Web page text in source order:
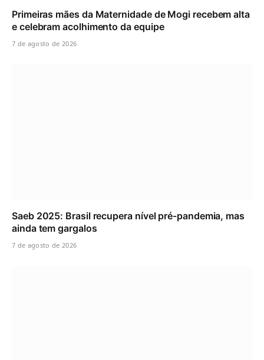
Primeiras mães da Maternidade de Mogi recebem alta
e celebram acolhimento da equipe
7 de agosto de 2026
Saeb 2025: Brasil recupera nível pré-pandemia, mas
ainda tem gargalos
7 de agosto de 2026